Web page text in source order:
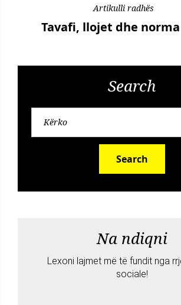
Artikulli radhës
Tavafi, llojet dhe
Search
Search
Na ndiqni
Lexoni lajmet më të fundit nga
sociale!